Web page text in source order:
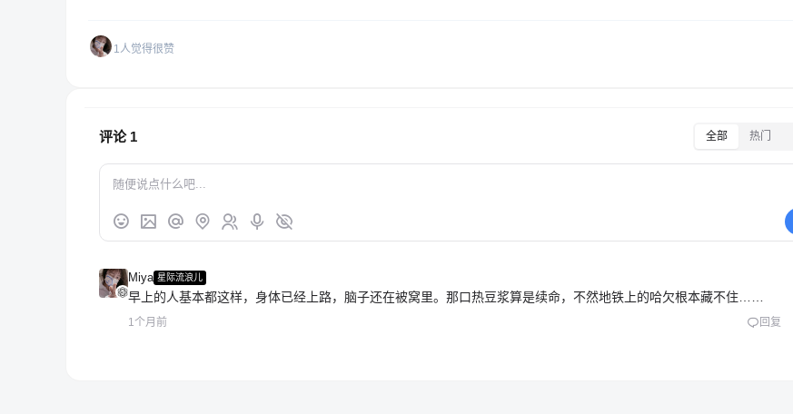
1人觉得很赞
评论 1 全部 热门
Miya 星际流浪儿
早上的人基本都这样，身体已经上路，脑子还在被窝里。那口热豆浆算是续命，不然地铁上的哈欠根本藏不住……
1个月前 回复